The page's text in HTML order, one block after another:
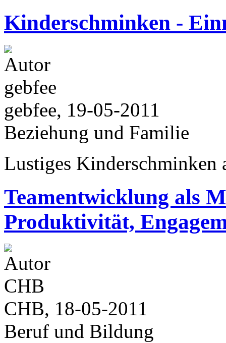
Kinderschminken -
gebfee, 19-05-2011
Beziehung und Familie
Lustiges Kinderschminken
Teamentwicklung als
Produktivität,
CHB, 18-05-2011
Beruf und Bildung